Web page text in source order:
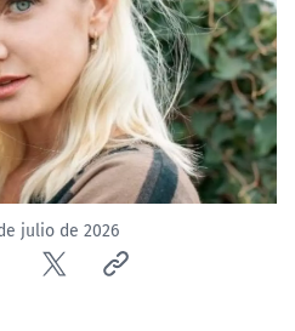
julio de 2026